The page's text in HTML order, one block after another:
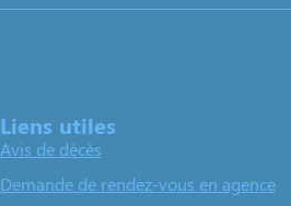
Liens utiles
Avis de décès
Demande de rendez-vous en agence